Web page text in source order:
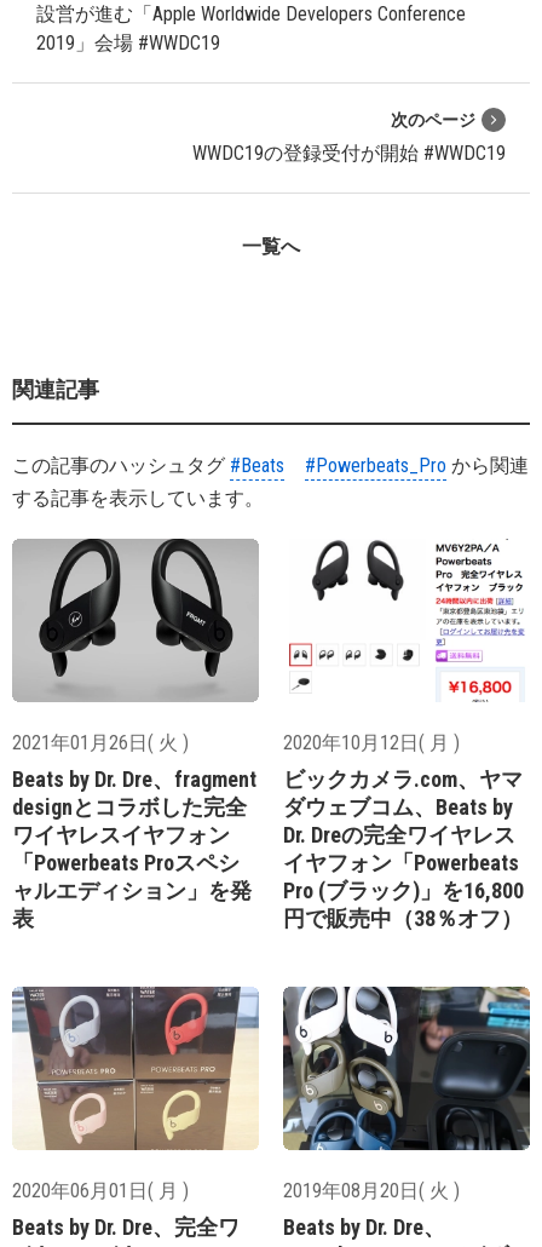
設営が進む「Apple Worldwide Developers Conference
2019」会場 #WWDC19
次のページ
WWDC19の登録受付が開始 #WWDC19
一覧へ
関連記事
この記事のハッシュタグ #Beats #Powerbeats_Pro から関連
する記事を表示しています。
2021年01月26日( 火 )
Beats by Dr. Dre、fragment
designとコラボした完全
ワイヤレスイヤフォン
「Powerbeats Proスペシ
ャルエディション」を発
表
2020年10月12日( 月 )
ビックカメラ.com、ヤマ
ダウェブコム、Beats by
Dr. Dreの完全ワイヤレス
イヤフォン「Powerbeats
Pro (ブラック)」を16,800
円で販売中（38％オフ）
2020年06月01日( 月 )
Beats by Dr. Dre、完全ワ
2019年08月20日( 火 )
Beats by Dr. Dre、